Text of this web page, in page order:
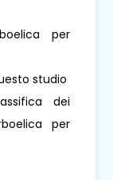
per
studio
dei
per